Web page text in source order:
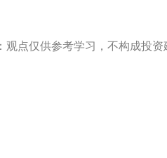
观点仅供参考学习，不构成投资